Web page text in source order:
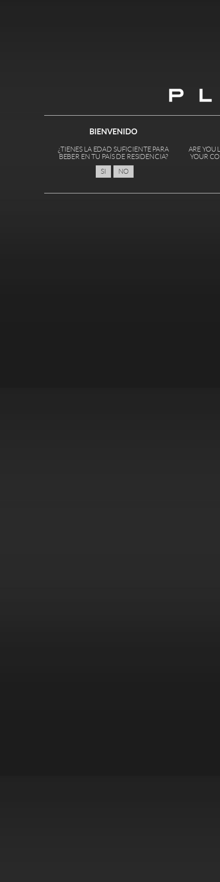
BIENVENIDO
¿TIENES LA EDAD SUFICIENTE PARA
BEBER EN TU PAÍS DE RESIDENCIA?
SI
NO
ARE YOU
YOUR